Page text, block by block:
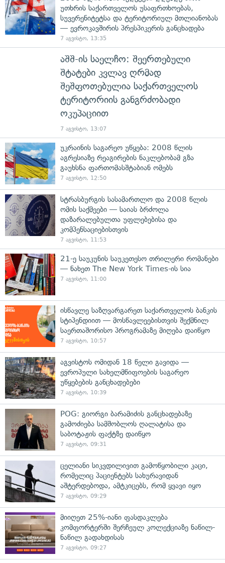
უთხრის საქართველოს უსაფრთხოებას,
სუვერენიტეტსა და ტერიტორიულ მთლიანობას
— ევროკავშირის პრესპიკერის განცხადება
7 აგვისტო, 13:35
აშშ-ის საელჩო: შეერთებული
შტატები კვლავ ღრმად
შეშფოთებულია საქართველოს
ტერიტორიის განგრძობადი
ოკუპაციით
7 აგვისტო, 13:07
უკრაინის საგარეო უწყება: 2008 წლის
აგრესიაზე რეაგირების ნაკლებობამ გზა
გაუხსნა ფართომასშტაბიან ომებს
7 აგვისტო, 12:50
სტრასბურგის სასამართლო და 2008 წლის
ომის საქმეები — საიას ბრძოლა
დაზარალებულთა უფლებებისა და
კომპენსაციებისთვის
7 აგვისტო, 11:53
21-ე საუკუნის საუკეთესო თრილერი რომანები
— ნახეთ The New York Times-ის სია
7 აგვისტო, 11:00
ისწავლე საზღვარგარეთ საქართველოს ბანკის
სტიპენდიით — მოსწავლეებისთვის შექმნილ
საერთაშორისო პროგრამაზე მიღება დაიწყო
7 აგვისტო, 10:57
აგვისტოს ომიდან 18 წელი გავიდა —
ევროპული სახელმწიფოების საგარეო
უწყებების განცხადებები
7 აგვისტო, 10:39
POG: გიორგი ბარამიძის განცხადებაზე
გამოძიება სამშობლოს ღალატისა და
საბოტაჟის ფაქტზე დაიწყო
7 აგვისტო, 09:31
ცელიანი სიკვდილივით გამოწყობილი კაცი,
რომელიც პაციენტებს სახურავიდან
აშტერდებოდა, ამტკიცებს, რომ ყვავი იყო
7 აგვისტო, 09:29
მიიღეთ 25%-იანი ფასდაკლება
კომფორტერში შერჩეულ კოლექციაზე ნაწილ-
ნაწილ გადახდისას
7 აგვისტო, 09:27